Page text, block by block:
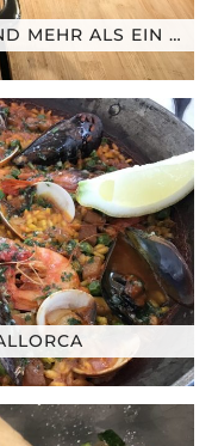
MEHR ALS EIN …